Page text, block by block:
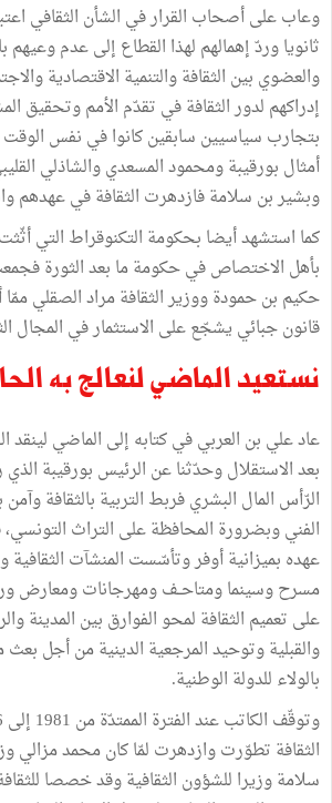
وعاب على أصحاب القرار في الشأن الثقافي
ثانويا وردّ إهمالهم لهذا القطاع إلى عدم وعيهم
والعضوي بين الثقافة والتنمية الاقتصادية
إدراكهم لدور الثقافة في تقدّم الأمم وتحقيق
بتجارب سياسيين سابقين كانوا في نفس
أمثال بورقيبة ومحمود المسعدي والشاذلي
وبشير بن سلامة فازدهرت الثقافة في عهدهم
كما استشهد أيضا بحكومة التكنوقراط التي
بأهل الاختصاص في حكومة ما بعد الثورة
حكيم بن حمودة ووزير الثقافة مراد الصقلي
قانون جبائي يشجّع على الاستثمار في المجال
نستعيد الماضي لنعالج به
عاد علي بن العربي في كتابه إلى الماضي لينقد
بعد الاستقلال وحدّثنا عن الرئيس بورقيبة
الرّأس المال البشري فربط التربية بالثقافة وآمن
الفني وبضرورة المحافظة على التراث
عهده بميزانية أوفر وتأسّست المنشآت الثقافية
مسرح وسينما ومتاحــف ومهرجانات
على تعميم الثقافة لمحو الفوارق بين المدينة
والقبلية وتوحيد المرجعية الدينية من أجل
بالولاء للدولة الوطنية.
الثقافة تطوّرت وازدهرت لمّا كان محمد مزالي
سلامة وزيرا للشؤون الثقافية وقد خصصا